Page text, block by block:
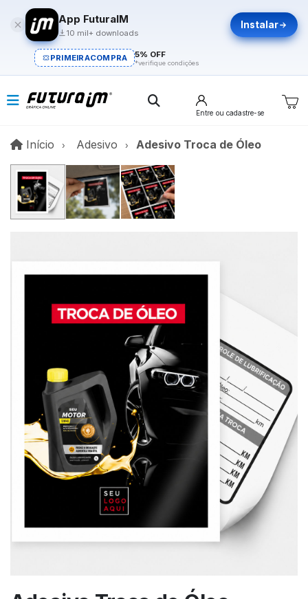
App FuturaIM
10 mil+ downloads
Instalar
PRIMEIRACOMPRA 5% OFF
*verifique condições
Entre ou cadastre-se
Início InícioAdesivo Adesivo Troca de Óleo